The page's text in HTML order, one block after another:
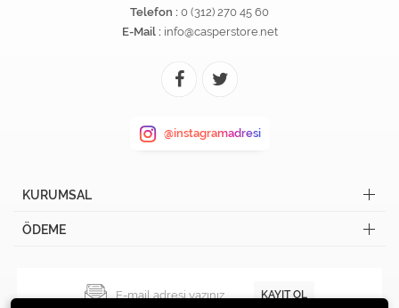
Telefon : 0 (312) 270 45 60
E-Mail : info@casperstore.net
@instagramadresi
KURUMSAL
ÖDEME
KAYIT OL